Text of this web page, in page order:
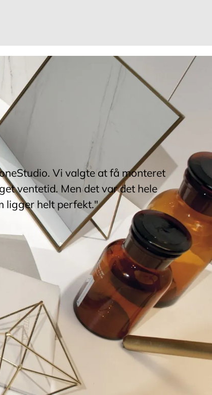
Vi valgte at få monteret
ventetid. Men det var det hele
ligger helt perfekt."